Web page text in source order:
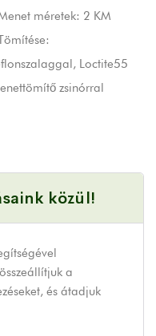
méretek: 2 KM
Loctite55
zsinórral
közül!
a
és átadjuk